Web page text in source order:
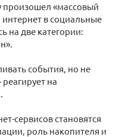
произошел «массовый
в социальные
на две категории:
события, но не
на
сервисов становятся
роль накопителя и